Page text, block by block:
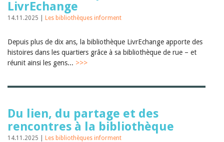
2013
2012
LivrEchange
14.11.2025 | Les bibliothèques informent
Depuis plus de dix ans, la bibliothèque LivrEchange apporte des
histoires dans les quartiers grâce à sa bibliothèque de rue – et
réunit ainsi les gens... >>>
Du lien, du partage et des
rencontres à la bibliothèque
14.11.2025 | Les bibliothèques informent